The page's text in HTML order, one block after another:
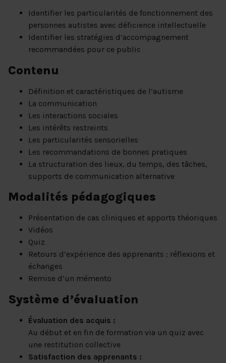
Identifier les particularités de fonctionnement des
personnes autistes avec déficience intellectuelle
Identifier les stratégies d’accompagnement
recommandées pour ce public
Contenu
Définition et caractéristiques de l’autisme
La communication
Les interactions sociales
Les intérêts restreints
Les particularités sensorielles
Les recommandations de bonnes pratiques
La structuration des lieux, du temps, des tâches,
supports de communication alternative
Modalités pédagogiques
Présentation de cas cliniques et apports théoriques
Vidéos
Quiz
Retours d’expérience des apprenants : réflexions et
échanges
Remise d’un mémento
Système d’évaluation
Évaluation des acquis :
Au début et en fin de formation via un quiz avec
une restitution collective
Satisfaction des apprenants :